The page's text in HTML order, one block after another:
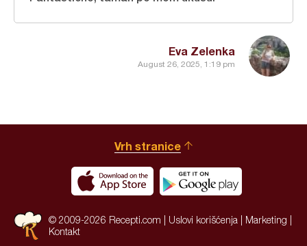
Eva Zelenka
August 26, 2025, 1:19 pm
Vrh stranice
© 2009-2026 Recepti.com | Uslovi korišćenja Marketing
Kontakt